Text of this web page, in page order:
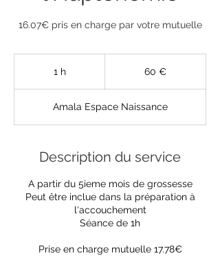
16.07€ pris en charge par votre mutuelle
1 h 60 €
Amala Espace Naissance
Description du service
A partir du 5ieme mois de grossesse
Peut être inclue dans la préparation à
l'accouchement
Séance de 1h
Prise en charge mutuelle 17.78€